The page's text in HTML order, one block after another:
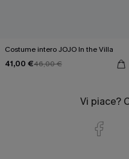
Costume intero JOJO In the Villa
41,00 €46,00 €
Vi piace?